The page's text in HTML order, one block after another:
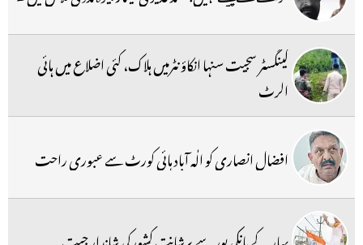
گینگسٹر سجیت سنہا انکاؤنٹرمیں ہلاک، کئی اضلاع میں ہائی
الرٹ
افضال انصاری کو الٰہ آباد ہائی کورٹ سے عبوری راحت